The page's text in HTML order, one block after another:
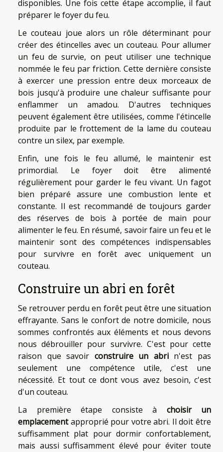
disponibles. Une fois cette étape accomplie, il faut
préparer le foyer du feu.
Le couteau joue alors un rôle déterminant pour
créer des étincelles avec un couteau. Pour allumer
un feu de survie, on peut utiliser une technique
nommée le feu par friction. Cette dernière consiste
à exercer une pression entre deux morceaux de
bois jusqu'à produire une chaleur suffisante pour
enflammer un amadou. D'autres techniques
peuvent également être utilisées, comme l'étincelle
produite par le frottement de la lame du couteau
contre un silex, par exemple.
Enfin, une fois le feu allumé, le maintenir est
primordial. Le foyer doit être alimenté
régulièrement pour garder le feu vivant. Un fagot
bien préparé assure une combustion lente et
constante. Il est recommandé de toujours garder
des réserves de bois à portée de main pour
alimenter le feu. En résumé, savoir faire un feu et le
maintenir sont des compétences indispensables
pour survivre en forêt avec uniquement un
couteau.
Construire un abri en forêt
Se retrouver perdu en forêt peut être une situation
effrayante. Sans le confort de notre domicile, nous
sommes confrontés aux éléments et nous devons
nous débrouiller pour survivre. C'est pour cette
raison que savoir construire un abrin'est pas
seulement une compétence utile, c'est une
nécessité. Et tout ce dont vous avez besoin, c'est
d'un couteau.
La première étape consiste à choisir un
emplacementapproprié pour votre abri. Il doit être
suffisamment plat pour dormir confortablement,
mais aussi suffisamment élevé pour éviter toute